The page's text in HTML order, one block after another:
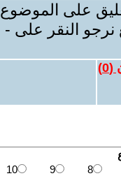
على الموضوع
نرجو النقر على -
(
0
)